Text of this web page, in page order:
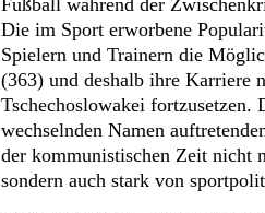
Fußball während der
Die im Sport erworbene
Spielern und Trainern die
(363) und deshalb ihre Karriere
Tschechoslowakei fortzusetzen.
wechselnden Namen
der kommunistischen Zeit nicht
sondern auch stark von